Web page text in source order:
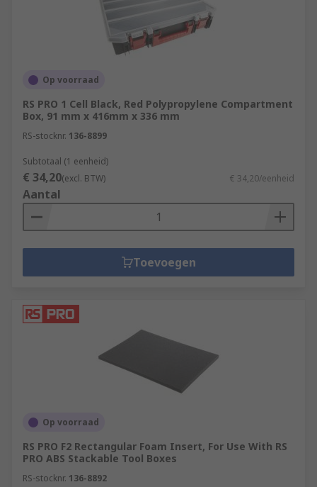
Op voorraad
RS PRO 1 Cell Black, Red Polypropylene Compartment
Box, 91 mm x 416mm x 336 mm
RS-stocknr. 136-8899
Subtotaal (1 eenheid)
€ 34,20(excl. BTW) € 34,20/eenheid
Aantal
Toevoegen
Op voorraad
RS PRO F2 Rectangular Foam Insert, For Use With RS
PRO ABS Stackable Tool Boxes
RS-stocknr. 136-8892